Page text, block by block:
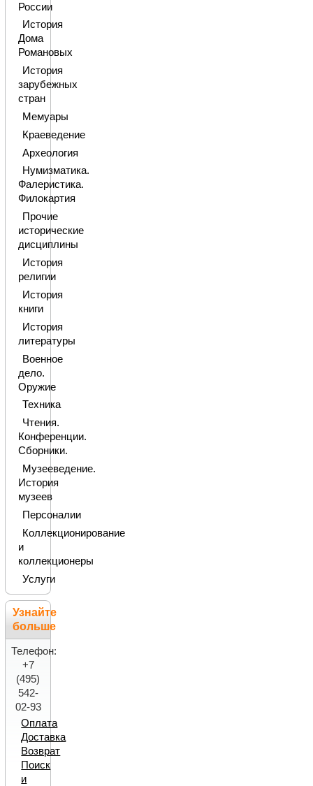
России
История
Дома
Романовых
История
зарубежных
стран
Мемуары
Краеведение
Археология
Нумизматика.
Фалеристика.
Филокартия
Прочие
исторические
дисциплины
История
религии
История
книги
История
литературы
Военное
дело.
Оружие
Техника
Чтения.
Конференции.
Сборники.
Музееведение.
История
музеев
Персоналии
Коллекционирование
и
коллекционеры
Услуги
Узнайте
больше
Телефон:
+7
(495)
542-
02-93
Оплата
Доставка
Возврат
Поиск
и